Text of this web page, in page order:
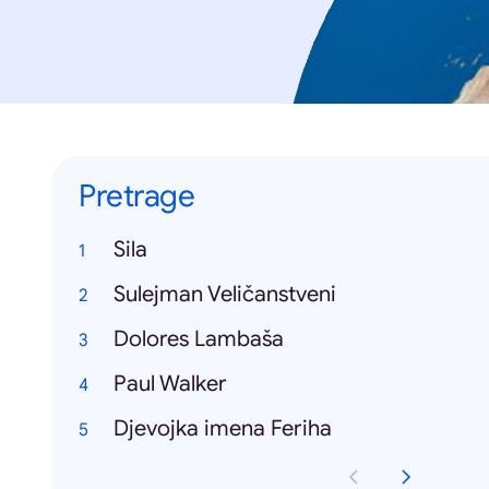
Pretrage
Sila
Sulejman Veličanstveni
Dolores Lambaša
Paul Walker
Djevojka imena Feriha